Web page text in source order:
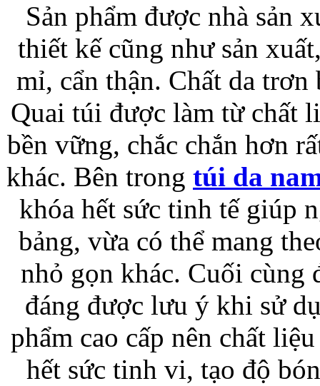
Túi đựng iPad
Túi đựng iPad
Túi đựng
Sản phẩm được nhà sản
thiết kế cũng như sản
mỉ, cẩn thận. Chất da
Quai túi được làm từ chất
bền vững, chắc chắn hơn
khác. Bên trong túi da
khóa hết sức tinh tế giúp
bảng, vừa có thể mang
nhỏ gọn khác. Cuối cùng
đáng được lưu ý khi sử
phẩm cao cấp nên chất
hết sức tinh vi, tạo độ